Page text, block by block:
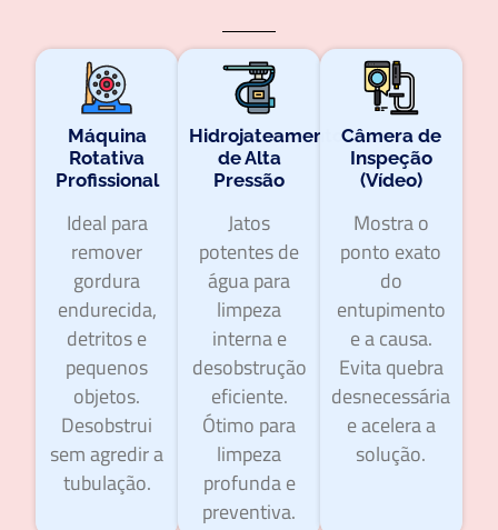
Máquina
Rotativa
Profissional
Ideal para
remover
gordura
endurecida,
detritos e
pequenos
objetos.
Desobstrui
sem agredir a
tubulação.
Hidrojateamento
de Alta
Pressão
Jatos
potentes de
água para
limpeza
interna e
desobstrução
eficiente.
Ótimo para
limpeza
profunda e
preventiva.
Câmera de
Inspeção
(Vídeo)
Mostra o
ponto exato
do
entupimento
e a causa.
Evita quebra
desnecessária
e acelera a
solução.